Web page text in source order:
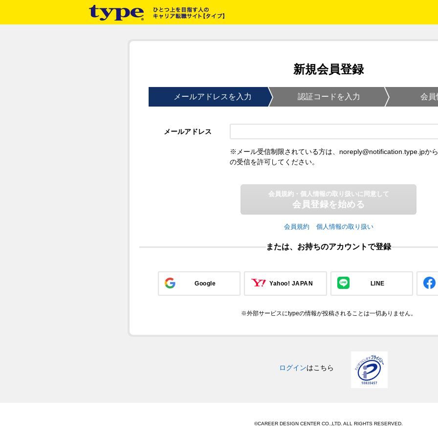
新規会員登録
メールアドレスを入力 認証コードを入力 会員
メールアドレス
※メール受信制限されている方は、noreply@notification.type.jpから
の受信を許可してください。
会員規約・個人情報の取り扱いに同意して
会員登録を始める
会員規約 個人情報の取り扱い
または、お持ちのアカウントで登録
Google Yahoo! JAPAN LINE
※外部サービスにtypeの情報が投稿されることは一切ありません。
ログインはこちら
©CAREER DESIGN CENTER CO.,LTD. ALL RIGHTS RESERVED.